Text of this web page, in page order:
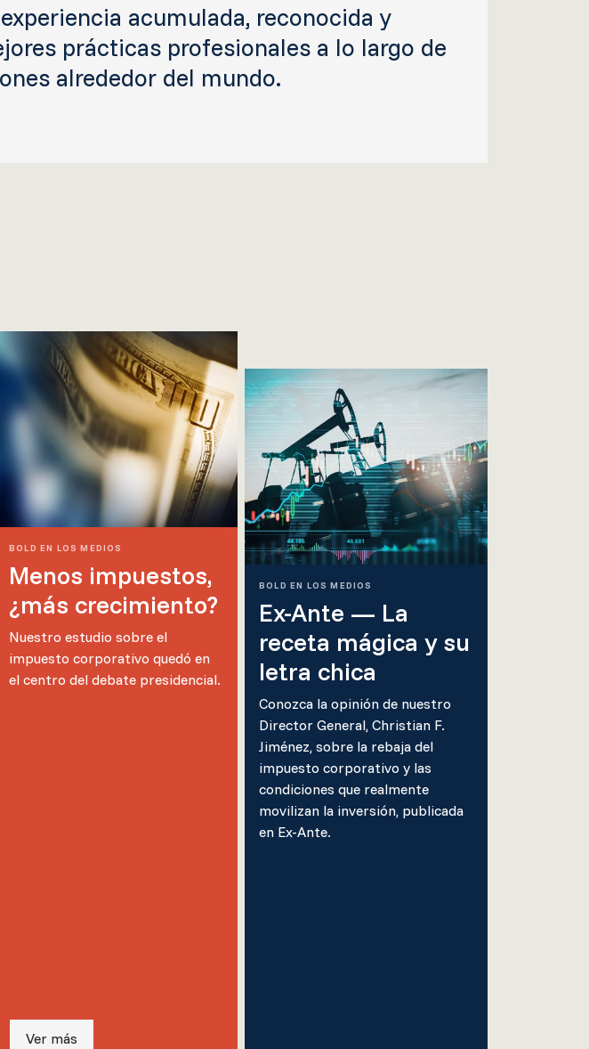
acumulada, reconocida y
prácticas profesionales a lo largo de
alrededor del mundo.
BOLD EN LOS MEDIOS
Menos impuestos,
¿más crecimiento?
Nuestro estudio sobre el
impuesto corporativo quedó en
el centro del debate presidencial.
Ver más
BOLD EN LOS MEDIOS
Ex-Ante — La
receta mágica y su
letra chica
Conozca la opinión de nuestro
Director General, Christian F.
Jiménez, sobre la rebaja del
impuesto corporativo y las
condiciones que realmente
movilizan la inversión, publicada
en Ex-Ante.